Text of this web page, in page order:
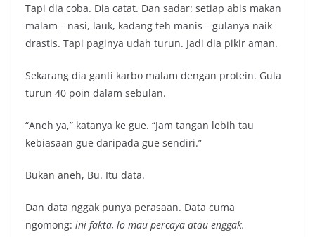
Tapi dia coba. Dia catat. Dan sadar: setiap abis makan
malam—nasi, lauk, kadang teh manis—gulanya naik
drastis. Tapi paginya udah turun. Jadi dia pikir aman.
Sekarang dia ganti karbo malam dengan protein. Gula
turun 40 poin dalam sebulan.
“Aneh ya,” katanya ke gue. “Jam tangan lebih tau
kebiasaan gue daripada gue sendiri.”
Bukan aneh, Bu. Itu data.
Dan data nggak punya perasaan. Data cuma
ngomong: ini fakta, lo mau percaya atau enggak.